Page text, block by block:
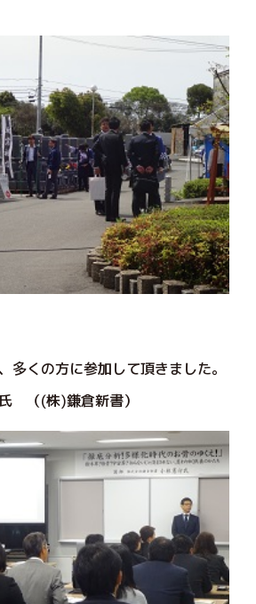
多くの方に参加して頂きました。
（(株)鎌倉新書）